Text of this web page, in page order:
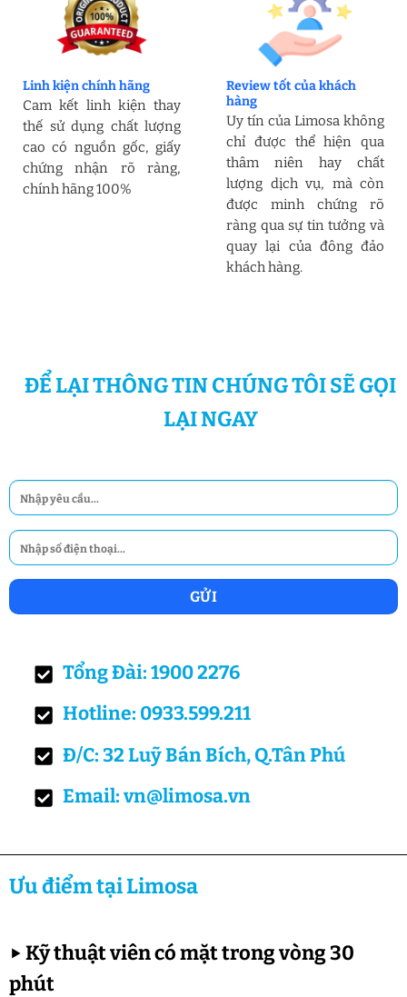
Linh kiện chính hãng
Cam kết linh kiện thay
thế sử dụng chất lượng
cao có nguồn gốc, giấy
chứng nhận rõ ràng,
chính hãng 100%
Review tốt của khách
hàng
Uy tín của Limosa không
chỉ được thể hiện qua
thâm niên hay chất
lượng dịch vụ, mà còn
được minh chứng rõ
ràng qua sự tin tưởng và
quay lại của đông đảo
khách hàng.
ĐỂ LẠI THÔNG TIN CHÚNG TÔI SẼ GỌI
LẠI NGAY
Tổng Đài: 1900 2276
Hotline: 0933.599.211
Đ/C: 32 Luỹ Bán Bích, Q.Tân Phú
Email: vn@limosa.vn
Ưu điểm tại Limosa
▶Kỹ thuật viên có mặt trong vòng 30
phút